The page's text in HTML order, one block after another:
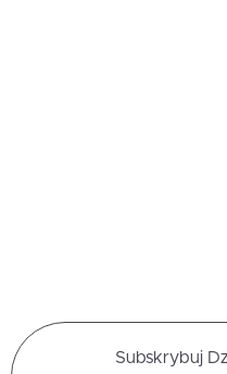
Subskrybuj